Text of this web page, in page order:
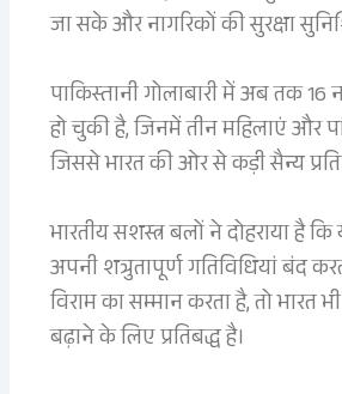
जा सके और नागरिकों की सुरक्षा
पाकिस्तानी गोलाबारी में अब तक 16
हो चुकी है, जिनमें तीन महिलाएं और
जिससे भारत की ओर से कड़ी सैन्य
भारतीय सशस्त्र बलों ने दोहराया है
अपनी शत्रुतापूर्ण गतिविधियां बंद
विराम का सम्मान करता है, तो भारत
बढ़ाने के लिए प्रतिबद्ध है।